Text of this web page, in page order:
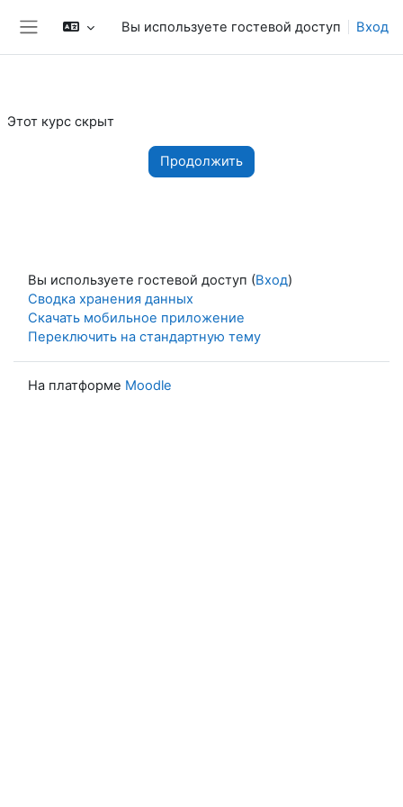
Вы используете гостевой доступ Вход
Этот курс скрыт
Продолжить
Вы используете гостевой доступ (Вход)
Сводка хранения данных
Скачать мобильное приложение
Переключить на стандартную тему
На платформе Moodle